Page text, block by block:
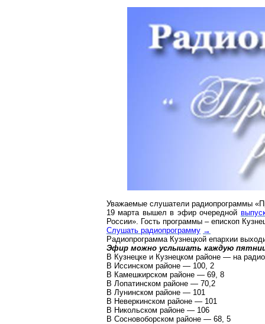
Уважаемые слушатели радиопрограммы
19 марта вышел в эфир очередной
России». Гость программы – епископ
Слушать радиопрограмму →
Радиопрограмма Кузнецкой епархии
Эфир можно услышать каждую
В Кузнецке и Кузнецком районе — на
В Иссинском районе — 100, 2
В Камешкирском районе — 69, 8
В Лопатинском районе — 70,2
В Лунинском районе — 101
В Неверкинском районе — 101
В Никольском районе — 106
В Сосновоборском районе — 68, 5